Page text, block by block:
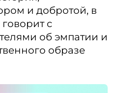
и добротой, в
с
об эмпатии и
образе